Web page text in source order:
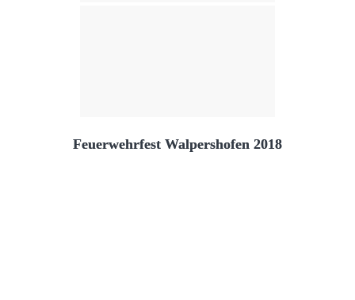
Feuerwehrfest Walpershofen 2018